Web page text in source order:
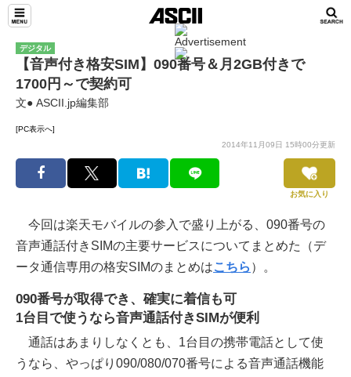
デジタル
【音声付き格安SIM】090番号＆月2GB付きで
1700円～で契約可
文● ASCII.jp編集部
[PC表示へ]
2014年11月09日 15時00分更新
お気に入り
今回は楽天モバイルの参入で盛り上がる、090番号の
音声通話付きSIMの主要サービスについてまとめた（デ
ータ通信専用の格安SIMのまとめはこちら ）。
090番号が取得でき、確実に着信も可
1台目で使うなら音声通話付きSIMが便利
通話はあまりしなくとも、1台目の携帯電話として使
うなら、やっぱり090/080/070番号による音声通話機能